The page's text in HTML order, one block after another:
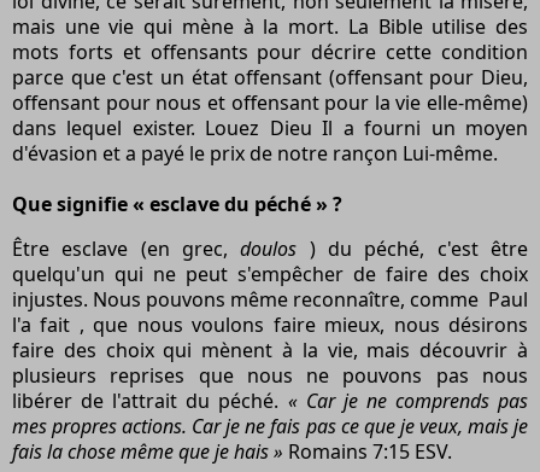
mais une vie qui mène à la mort. La Bible utilise des
mots forts et offensants pour décrire cette condition
parce que c'est un état offensant (offensant pour Dieu,
offensant pour nous et offensant pour la vie elle-même)
dans lequel exister. Louez Dieu Il a fourni un moyen
d'évasion et a payé le prix de notre rançon Lui-même.
Que signifie « esclave du péché » ?
Être esclave (en grec,doulos ) du péché, c'est être
quelqu'un qui ne peut s'empêcher de faire des choix
injustes. Nous pouvons même reconnaître, comme Paul
l'a fait , que nous voulons faire mieux, nous désirons
faire des choix qui mènent à la vie, mais découvrir à
plusieurs reprises que nous ne pouvons pas nous
libérer de l'attrait du péché. « Car je ne comprends pas
mes propres actions. Car je ne fais pas ce que je veux, mais je
fais la chose même que je hais » Romains 7:15 ESV.